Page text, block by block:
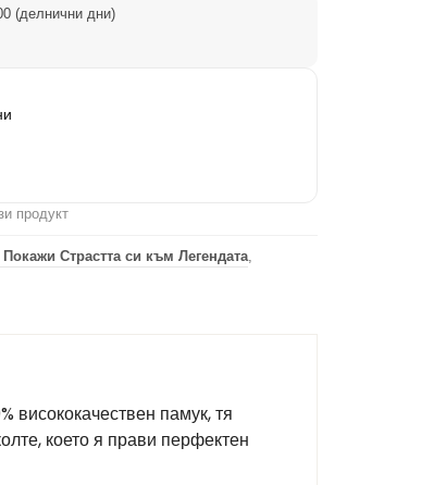
(делнични дни)
продукт
Страстта си към Легендата,
висококачествен памук, тя
което я прави перфектен